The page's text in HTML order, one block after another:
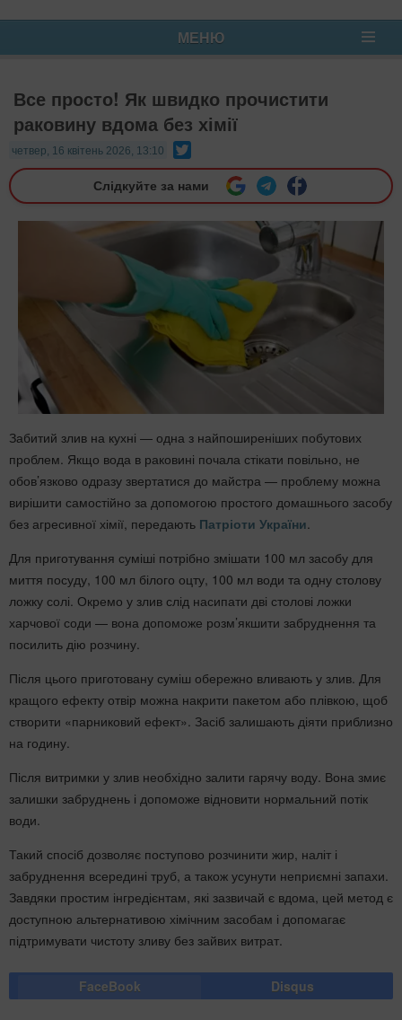
МЕНЮ
Все просто! Як швидко прочистити
раковину вдома без хімії
четвер, 16 квітень 2026, 13:10
Слідкуйте за нами
Забитий злив на кухні — одна з найпоширеніших побутових
проблем. Якщо вода в раковині почала стікати повільно, не
обов’язково одразу звертатися до майстра — проблему можна
вирішити самостійно за допомогою простого домашнього засобу
без агресивної хімії, передають Патріоти України
Для приготування суміші потрібно змішати 100 мл засобу для
миття посуду, 100 мл білого оцту, 100 мл води та одну столову
ложку солі. Окремо у злив слід насипати дві столові ложки
харчової соди — вона допоможе розм’якшити забруднення та
посилить дію розчину.
Після цього приготовану суміш обережно вливають у злив. Для
кращого ефекту отвір можна накрити пакетом або плівкою, щоб
створити «парниковий ефект». Засіб залишають діяти приблизно
на годину.
Після витримки у злив необхідно залити гарячу воду. Вона змиє
залишки забруднень і допоможе відновити нормальний потік
води.
Такий спосіб дозволяє поступово розчинити жир, наліт і
забруднення всередині труб, а також усунути неприємні запахи.
Завдяки простим інгредієнтам, які зазвичай є вдома, цей метод є
доступною альтернативою хімічним засобам і допомагає
підтримувати чистоту зливу без зайвих витрат.
FaceBook Disqus